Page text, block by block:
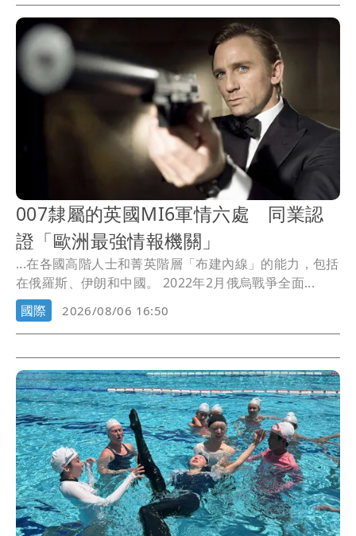
007隸屬的英國MI6軍情六處 同業認
證「歐洲最強情報機關」
...在各國高階人士和菁英階層「布建內線」的能力，包括
在俄羅斯、伊朗和中國。 2022年2月俄烏戰爭全面...
國際
2026/08/06 16:50